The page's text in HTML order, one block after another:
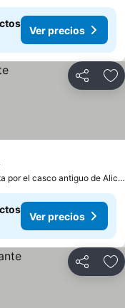
Ver precios
Compartir
por el casco antiguo de
Ver precios
Compartir